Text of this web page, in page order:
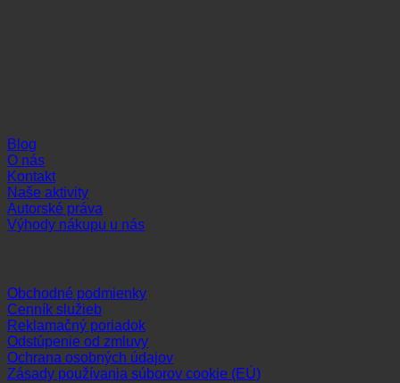
Blog
O nás
Kontakt
Naše aktivity
Autorské práva
Výhody nákupu u nás
Obchodné podmienky
Cenník služieb
Reklamačný poriadok
Odstúpenie od zmluvy
Ochrana osobných údajov
Zásady používania súborov cookie (EÚ)